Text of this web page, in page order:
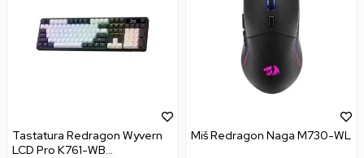
Tastatura Redragon Wyvern
LCD Pro K761-WB
Miš Redragon Naga M730-WL